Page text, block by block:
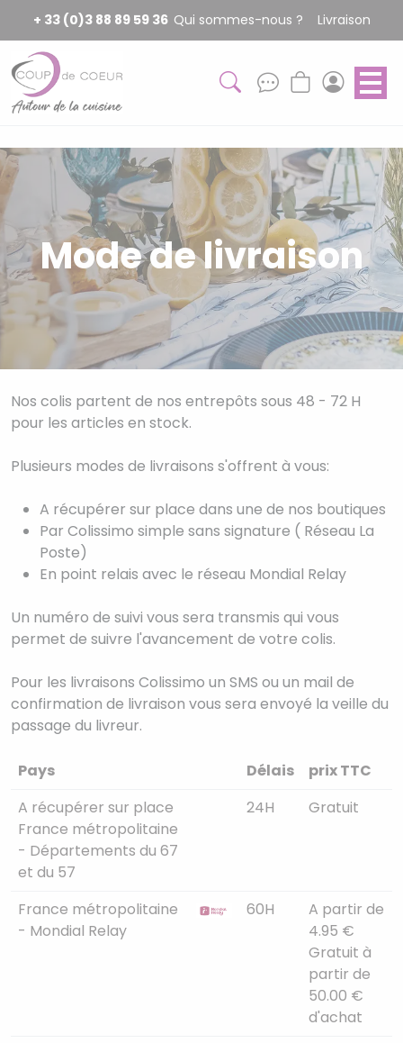
+ 33 (0)3 88 89 59 36 Qui sommes-nous ? Livraison
Mode de livraison
Nos colis partent de nos entrepôts sous 48 - 72 H
pour les articles en stock.
Plusieurs modes de livraisons s'offrent à vous:
A récupérer sur place dans une de nos boutiques
Par Colissimo simple sans signature ( Réseau La
Poste)
En point relais avec le réseau Mondial Relay
Un numéro de suivi vous sera transmis qui vous
permet de suivre l'avancement de votre colis.
Pour les livraisons Colissimo un SMS ou un mail de
confirmation de livraison vous sera envoyé la veille du
passage du livreur.
Pays Délais
prix TTC
A récupérer sur place
France métropolitaine
- Départements du 67
et du 57
24H Gratuit
France métropolitaine
- Mondial Relay
60H
A partir de
4.95 €
Gratuit à
partir de
50.00 €
d'achat
Panneau de gestion des cookies